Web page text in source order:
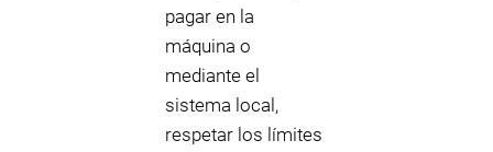
pagar en la
máquina o
mediante el
sistema local,
respetar los límites